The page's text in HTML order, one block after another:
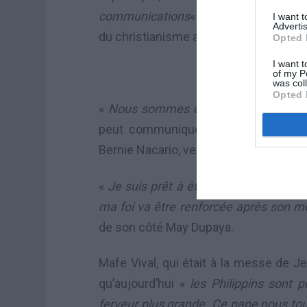
I want
Opted
I want
of my
was
Opted
communications« , a ajouté
du christianisme asiatique.
Prêt à
« Nous sommes dévoués au pape.
peut communiquer avec lui, c’est
Bernie Nacario, venu avec sa femme
« Je suis prêt à être trempé pour
ma foi va être renforcée après son
de son côté May Dupaya.
Mafe Vival, qui était à la messe de
qu’aujourd’hui « les Philippins sont
ferveur plus grande. Ce pape nous